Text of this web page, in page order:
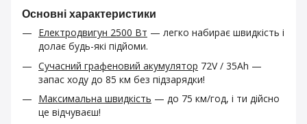
Основні характеристики
Електродвигун 2500 Вт — легко набирає швидкість і
долає будь-які підйоми.
Сучасний графеновий акумулятор 72V / 35Ah —
запас ходу до 85 км без підзарядки!
Максимальна швидкість — до 75 км/год, і ти дійсно
це відчуваєш!